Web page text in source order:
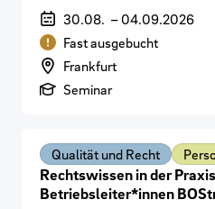
Veranstaltungszeitraum
30.08. –04.09.2026
Verfügbarkeit
Fast ausgebucht
Veranstaltungsort
Frankfurt
Art der Veranstaltung
Seminar
Qualität und Recht
Rechtswissen in der
Betriebsleiter*innen